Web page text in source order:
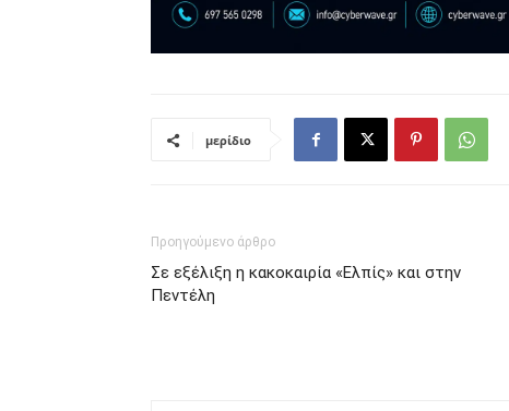
μερίδιο
Προηγούμενο άρθρο
Σε εξέλιξη η κακοκαιρία «Ελπίς» και στην
Πεντέλη